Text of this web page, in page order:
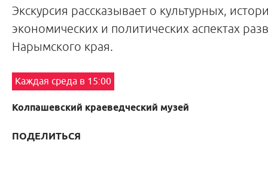
Экскурсия рассказывает о культурных,
экономических и политических аспектах
Нарымского края.
Каждая среда в 15:00
Колпашевский краеведческий музей
ПОДЕЛИТЬСЯ